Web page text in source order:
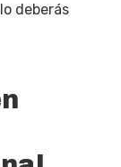
deberás